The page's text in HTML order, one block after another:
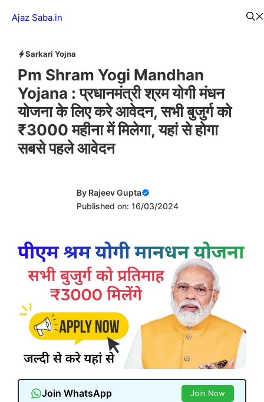
Ajaz Saba.in
Sarkari Yojna
Pm Shram Yogi Mandhan
Yojana : प्रधानमंत्री श्रम योगी मंधन
योजना के लिए करे आवेदन, सभी बुजुर्ग को
₹3000 महीना में मिलेगा, यहां से होगा
सबसे पहले आवेदन
By Rajeev Gupta
Published on: 16/03/2024
Join WhatsApp Join Now